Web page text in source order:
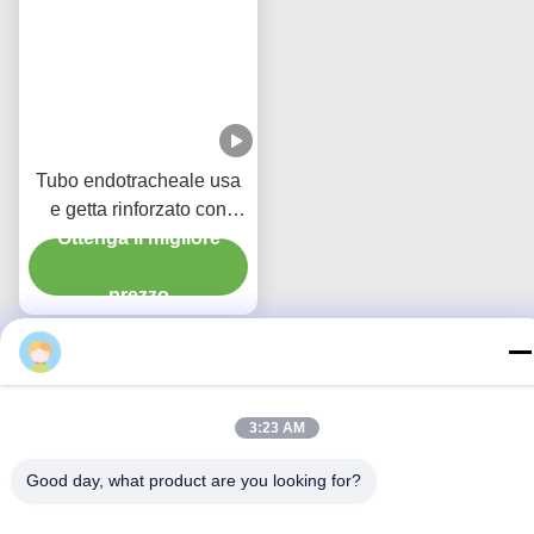
Tubo endotracheale usa
e getta rinforzato con
portale di aspirazione
in PU
Ottenga il migliore
prezzo
MCREAT (GUANGZHOU) BIO-TECH
3:23 AM
Good day, what product are you looking for?